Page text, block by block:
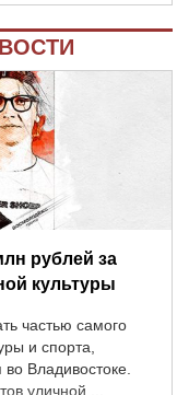
рублей за
культуры
частью самого
и спорта,
Владивостоке.
уличной ...